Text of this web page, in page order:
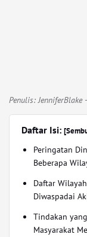
Penulis:JenniferBlake-
Daftar Isi:
Peringatan
Beberapa
Daftar
Diwaspadai
Tindakan
Masyarakat